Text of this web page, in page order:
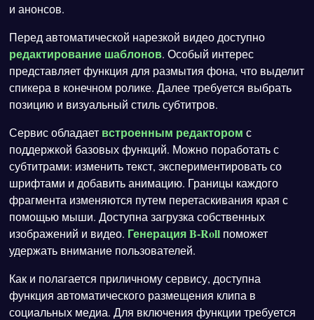
и анонсов.
Перед автоматической нарезкой видео доступно
редактирование шаблонов. Особый интерес
представляет функция для размытия фона, что выделит
спикера в конечном ролике. Далее требуется выбрать
позицию и визуальный стиль субтитров.
Сервис обладает встроенным редактором с
поддержкой базовых функций. Можно поработать с
субтитрами: изменить текст, экспериментировать со
шрифтами и добавить анимацию. Границы каждого
фрагмента изменяются путем перетаскивания края с
помощью мыши. Доступна загрузка собственных
изображений и видео. Генерация B-Roll поможет
удержать внимание пользователей.
Как и полагается приличному сервису, доступна
функция автоматического размещения клипа в
социальных медиа. Для включения функции требуется